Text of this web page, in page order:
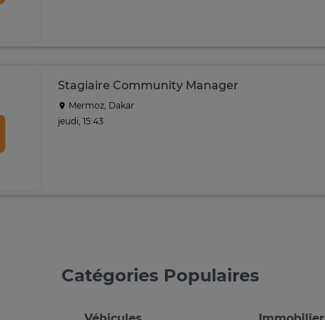
Stagiaire Community Manager
Mermoz, Dakar
jeudi, 15:43
Catégories Populaires